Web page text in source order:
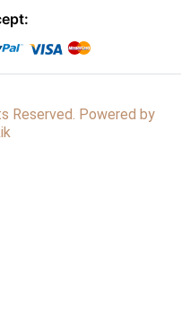
Reserved. Powered by